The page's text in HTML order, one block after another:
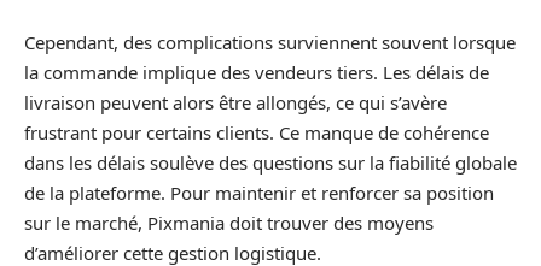
Cependant, des complications surviennent souvent lorsque
la commande implique des vendeurs tiers. Les délais de
livraison peuvent alors être allongés, ce qui s’avère
frustrant pour certains clients. Ce manque de cohérence
dans les délais soulève des questions sur la fiabilité globale
de la plateforme. Pour maintenir et renforcer sa position
sur le marché, Pixmania doit trouver des moyens
d’améliorer cette gestion logistique.